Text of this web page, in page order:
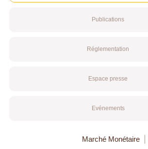
Publications
Réglementation
Espace presse
Evénements
Marché Monétaire